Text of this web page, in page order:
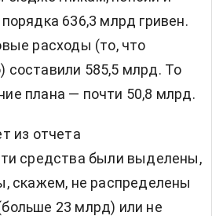
636,3 млрд гривен.
расходы (то, что
составили 585,5 млрд. То
плана — почти 50,8 млрд.
из отчета
средства были выделены,
скажем, не распределены
23 млрд) или не